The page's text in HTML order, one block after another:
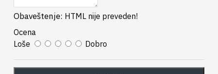
Obaveštenje: HTML nije preveden!
Ocena
Loše
Dobro